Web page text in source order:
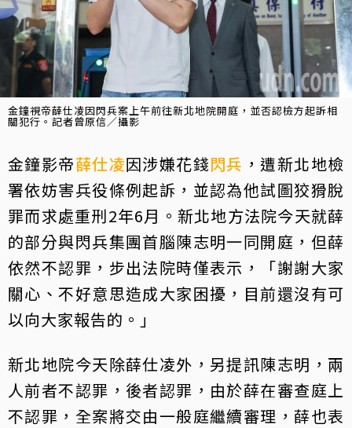
金鐘視帝薛仕凌因閃兵案上午前往新北地院開庭，並否認檢方起訴相
關犯行。記者曾原信／攝影
金鐘影帝薛仕凌因涉嫌花錢閃兵 ，遭新北地檢
署依妨害兵役條例起訴，並認為他試圖狡猾脫
罪而求處重刑2年6月。新北地方法院今天就薛
的部分與閃兵集團首腦陳志明一同開庭，但薛
依然不認罪，步出法院時僅表示，「謝謝大家
關心、不好意思造成大家困擾，目前還沒有可
以向大家報告的。」
新北地院今天除薛仕凌外，另提訊陳志明，兩
人前者不認罪，後者認罪，由於薛在審查庭上
不認罪，全案將交由一般庭繼續審理，薛也表